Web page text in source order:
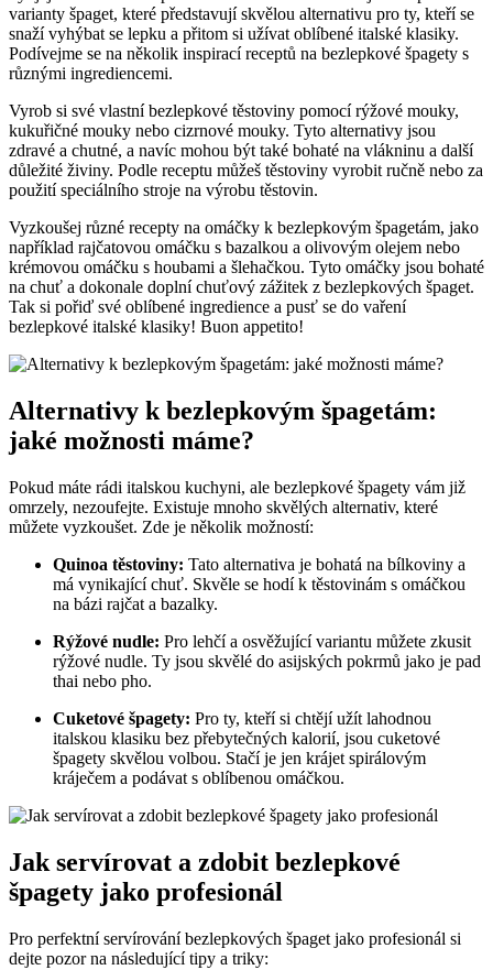
varianty špaget, které představují skvělou alternativu pro ty, kteří se
snaží vyhýbat se lepku a přitom si užívat oblíbené italské klasiky.
Podívejme se na několik inspirací receptů na bezlepkové špagety s
různými ingrediencemi.
Vyrob si své vlastní bezlepkové těstoviny pomocí rýžové mouky,
kukuřičné mouky nebo cizrnové mouky. Tyto alternativy jsou
zdravé a chutné, a navíc mohou být také bohaté na vlákninu a další
důležité živiny. Podle receptu můžeš těstoviny vyrobit ručně nebo za
použití speciálního stroje na výrobu těstovin.
Vyzkoušej různé recepty na omáčky k bezlepkovým špagetám, jako
například rajčatovou omáčku s bazalkou a olivovým olejem nebo
krémovou omáčku s houbami a šlehačkou. Tyto omáčky jsou bohaté
na chuť a dokonale doplní chuťový zážitek z bezlepkových špaget.
Tak si pořiď své oblíbené ingredience a pusť se do vaření
bezlepkové italské klasiky! Buon appetito!
Alternativy k bezlepkovým špagetám:
jaké možnosti máme?
Pokud máte rádi italskou kuchyni, ale bezlepkové špagety vám již
omrzely, nezoufejte. Existuje mnoho skvělých alternativ, které
můžete vyzkoušet. Zde je několik možností:
Quinoa těstoviny: Tato alternativa je bohatá na bílkoviny a
má vynikající chuť. Skvěle se hodí k těstovinám s omáčkou
na bázi rajčat a bazalky.
Rýžové nudle: Pro lehčí a osvěžující variantu můžete zkusit
rýžové nudle. Ty jsou skvělé do asijských pokrmů jako je pad
thai nebo pho.
Cuketové špagety: Pro ty, kteří si chtějí užít lahodnou
italskou klasiku bez přebytečných kalorií, jsou cuketové
špagety skvělou volbou. Stačí je jen krájet spirálovým
kráječem a podávat s oblíbenou omáčkou.
Jak servírovat a zdobit bezlepkové
špagety jako profesionál
Pro perfektní servírování bezlepkových špaget jako profesionál si
dejte pozor na následující tipy a triky: